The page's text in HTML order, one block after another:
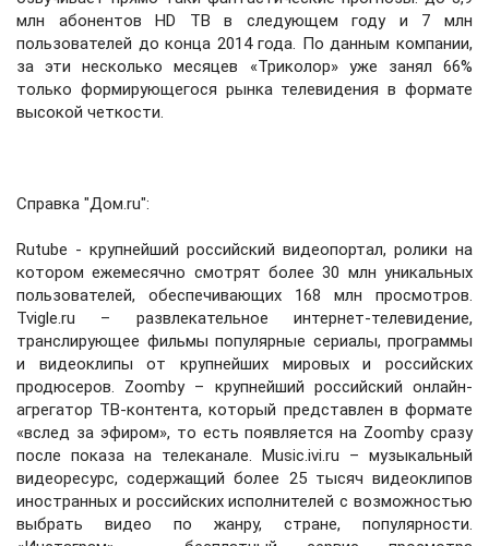
млн абонентов HD ТВ в следующем году и 7 млн
пользователей до конца 2014 года. По данным компании,
за эти несколько месяцев «Триколор» уже занял 66%
только формирующегося рынка телевидения в формате
высокой четкости.
Справка "Дом.ru":
Rutube - крупнейший российский видеопортал, ролики на
котором ежемесячно смотрят более 30 млн уникальных
пользователей, обеспечивающих 168 млн просмотров.
Tvigle.ru – развлекательное интернет-телевидение,
транслирующее фильмы популярные сериалы, программы
и видеоклипы от крупнейших мировых и российских
продюсеров. Zoomby – крупнейший российский онлайн-
агрегатор ТВ-контента, который представлен в формате
«вслед за эфиром», то есть появляется на Zoomby сразу
после показа на телеканале. Music.ivi.ru – музыкальный
видеоресурс, содержащий более 25 тысяч видеоклипов
иностранных и российских исполнителей с возможностью
выбрать видео по жанру, стране, популярности.